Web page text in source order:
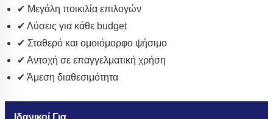
✔ Μεγάλη ποικιλία επιλογών
✔ Λύσεις για κάθε budget
✔ Σταθερό και ομοιόμορφο ψήσιμο
✔ Αντοχή σε επαγγελματική χρήση
✔ Άμεση διαθεσιμότητα
Ιδανικοί Για